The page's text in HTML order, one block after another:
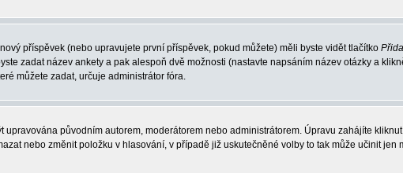
příspěvek (nebo upravujete první příspěvek, pokud můžete) měli byste vidět tlačítko
zadat název ankety a pak alespoň dvě možnosti (nastavte napsáním název otázky a
můžete zadat, určuje administrátor fóra.
upravována původním autorem, moderátorem nebo administrátorem. Úpravu zahájíte
nebo změnit položku v hlasování, v případě již uskutečněné volby to tak může učinit